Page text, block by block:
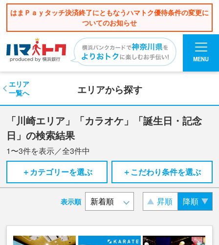
はまＰａｙタッチ決済終了にともなうハマトク優待条件の変更に
ついてのお知らせ
MENU
エリアから探す
エリア
一覧へ
「川崎エリア」「カラオケ」「誕生日・記念
日」の検索結果
1〜3件を表示／全3件中
＋カテゴリーを選ぶ
＋こだわり条件を選ぶ
表示順 昇順 降順